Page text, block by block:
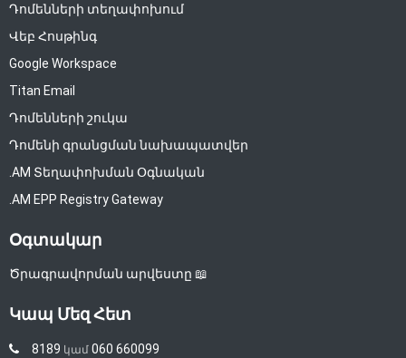
Դոմենների տեղափոխում
Վեբ Հոսթինգ
Google Workspace
Titan Email
Դոմենների շուկա
Դոմենի գրանցման նախապատվեր
.AM Տեղափոխման Օգնական
.AM EPP Registry Gateway
Օգտակար
Ծրագրավորման արվեստը 📖
Կապ Մեզ Հետ
8189 կամ 060 660099